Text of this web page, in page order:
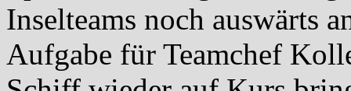
Inselteams noch auswärts
Aufgabe für Teamchef